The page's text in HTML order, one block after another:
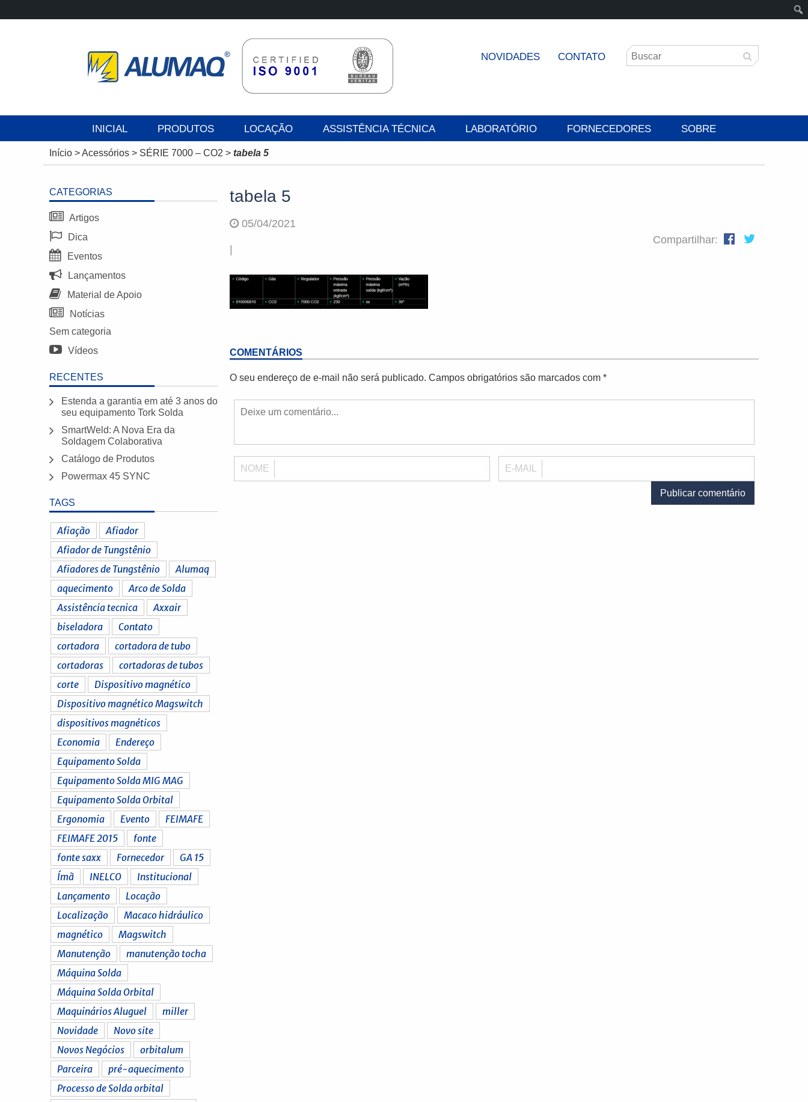
NOVIDADES CONTATO
INICIAL PRODUTOS LOCAÇÃO ASSISTÊNCIA TÉCNICA LABORATÓRIO FORNECEDORES SOBRE
Início >Acessórios > SÉRIE 7000 – CO2 > tabela 5
CATEGORIAS
Artigos
Dica
Eventos
Lançamentos
Material de Apoio
Notícias
Sem categoria
Vídeos
RECENTES
Estenda a garantia em até 3 anos do
seu equipamento Tork Solda
SmartWeld: A Nova Era da
Soldagem Colaborativa
Catálogo de Produtos
Powermax 45 SYNC
TAGS
Afiação
Afiador
Afiador de Tungstênio
Afiadores de Tungstênio
Alumaq
aquecimento
Arco de Solda
Assistência tecnica
Axxair
biseladora
Contato
cortadora
cortadora de tubo
cortadoras
cortadoras de tubos
corte
Dispositivo magnético
Dispositivo magnético Magswitch
dispositivos magnéticos
Economia
Endereço
Equipamento Solda
Equipamento Solda MIG MAG
Equipamento Solda Orbital
Ergonomia
Evento
FEIMAFE
FEIMAFE 2015
fonte
fonte saxx
Fornecedor
GA 15
Ímã
INELCO
Institucional
Lançamento
Locação
Localização
Macaco hidráulico
magnético
Magswitch
Manutenção
manutenção tocha
Máquina Solda
Máquina Solda Orbital
Maquinários Aluguel
miller
Novidade
Novo site
Novos Negócios
orbitalum
Parceira
pré-aquecimento
Processo de Solda orbital
tabela 5
05/04/2021
Compartilhar:
COMENTÁRIOS
O seu endereço de e-mail não será publicado. Campos obrigatórios são marcados com *
NOME E-MAIL